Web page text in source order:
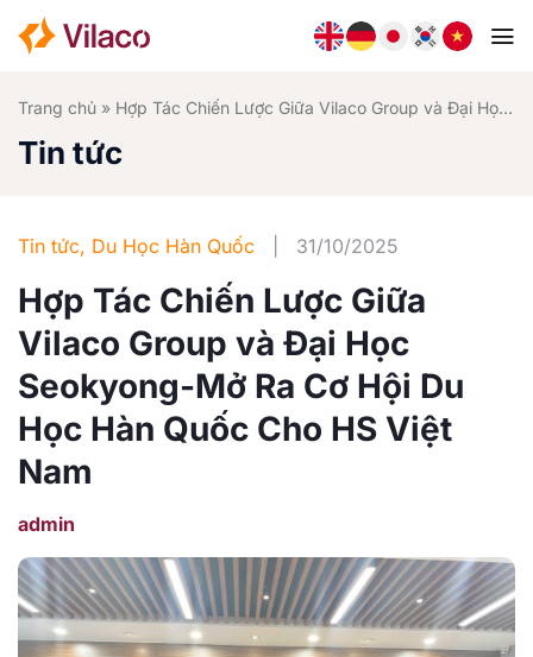
qua
Trang chủ » Hợp Tác Chiến Lược Giữa Vilaco Group và Đại Học Seokyong-Mở Ra Cơ Hội Du Học Hàn Quốc Cho HS Việt Nam
Tin tức
Tin tức, Du Học Hàn Quốc 31/10/2025
Hợp Tác Chiến Lược Giữa
Vilaco Group và Đại Học
Seokyong-Mở Ra Cơ Hội Du
Học Hàn Quốc Cho HS Việt
Nam
admin